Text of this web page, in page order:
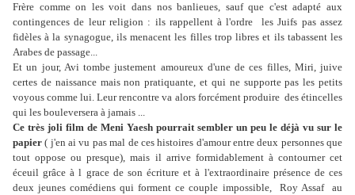
Frère comme on les voit dans nos banlieues, sauf que c'est adapté aux
contingences de leur religion : ils rappellent à l'ordre les Juifs pas assez
fidèles à la synagogue, ils menacent les filles trop libres et ils tabassent les
Arabes de passage...
Et un jour, Avi tombe justement amoureux d'une de ces filles, Miri, juive
certes de naissance mais non pratiquante, et qui ne supporte pas les petits
voyous comme lui. Leur rencontre va alors forcément produire des étincelles
qui les bouleversera à jamais ...
Ce très joli film de Meni Yaesh pourrait sembler un peu le déjà vu sur le
papier ( j'en ai vu pas mal de ces histoires d'amour entre deux personnes que
tout oppose ou presque), mais il arrive formidablement à contourner cet
éceuil grâce à l grace de son écriture et à l'extraordinaire présence de ces
deux jeunes comédiens qui forment ce couple impossible, Roy Assaf au